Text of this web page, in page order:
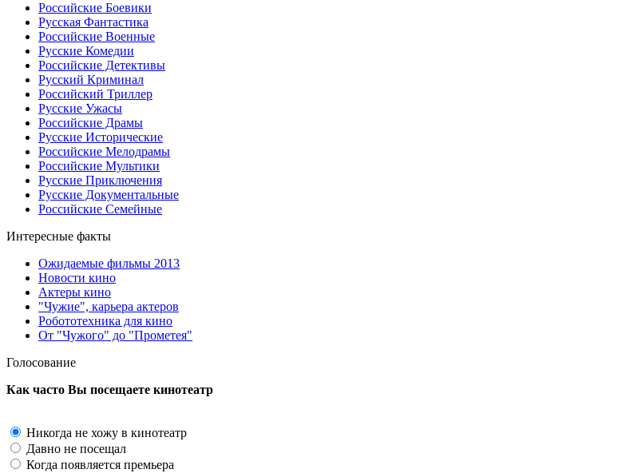
Российские Боевики
Русская Фантастика
Российские Военные
Русские Комедии
Российские Детективы
Русский Криминал
Российский Триллер
Русские Ужасы
Российские Драмы
Русские Исторические
Российские Мелодрамы
Российские Мультики
Русские Приключения
Русские Документальные
Российские Семейные
Интересные факты
Ожидаемые фильмы 2013
Новости кино
Актеры кино
"Чужие", карьера актеров
Робототехника для кино
От "Чужого" до "Прометея"
Голосование
Как часто Вы посещаете кинотеатр
Никогда не хожу в кинотеатр
Давно не посещал
Когда появляется премьера